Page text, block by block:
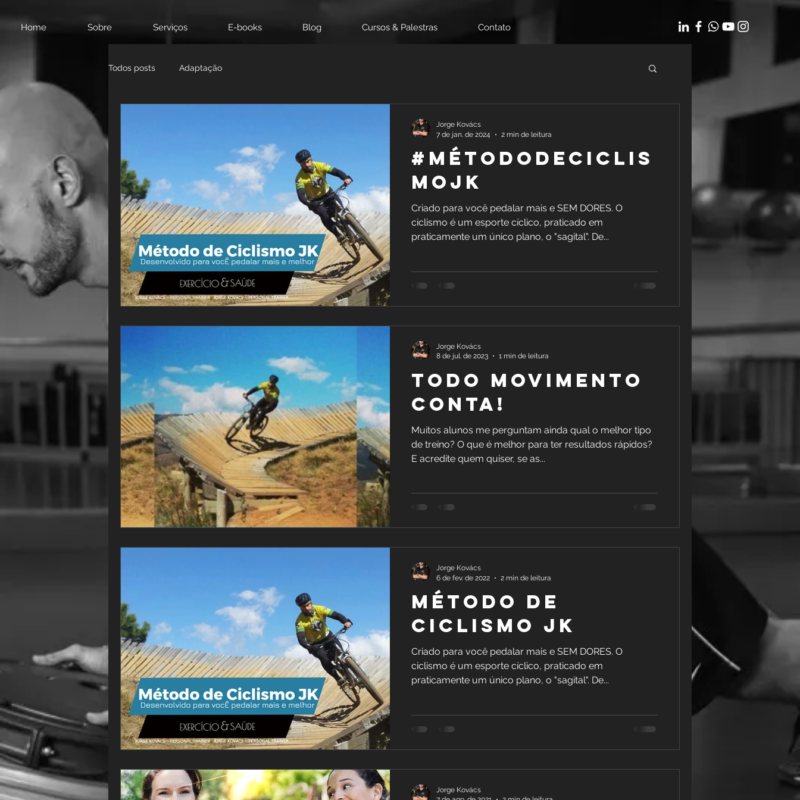
Home Sobre Serviços E-books Blog Cursos & Palestras Contato
Todos posts Adaptação
#Métododeciclis
mojk
Criado para você pedalar mais e SEM DORES. O
ciclismo é um esporte cíclico, praticado em
praticamente um único plano, o "sagital". De...
Jorge Kovács
7 de jan. de 2024
2 min de leitura
TODO MOVIMENTO
CONTA!
Muitos alunos me perguntam ainda qual o melhor tipo
de treino? O que é melhor para ter resultados rápidos?
E acredite quem quiser, se as...
Jorge Kovács
8 de jul. de 2023
1 min de leitura
Método de
ciclismo jk
Criado para você pedalar mais e SEM DORES. O
ciclismo é um esporte cíclico, praticado em
praticamente um único plano, o "sagital". De...
Jorge Kovács
6 de fev. de 2022
2 min de leitura
Jorge Kovács